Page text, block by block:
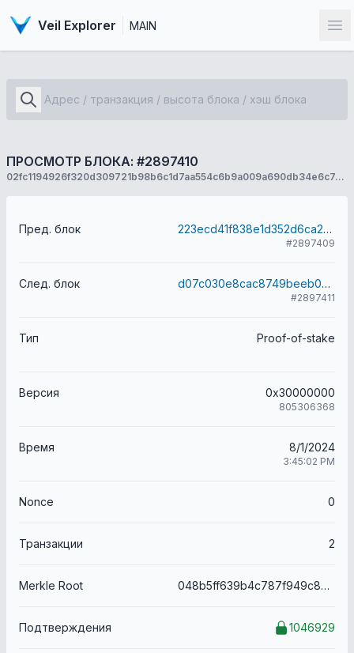
Veil Explorer MAIN
ПРОСМОТР БЛОКА: #2897410
02fc1194926f320d309721b98b6c1d7aa554c6b9a009a690db34e6c7d4d659aa
Пред. блок 223ecd41f838e1d352d6ca2d2b695737c4aaa48d2d685df54c26103a68780375
#2897409
След. блок d07c030e8cac8749beeb06522ab0f589d27dd7ee11b74417957346732c8a19f8
#2897411
Тип Proof-of-stake
Версия 0x30000000
805306368
Время 8/1/2024
3:45:02 PM
Nonce 0
Транзакции 2
Merkle Root 048b5ff639b4c787f949c88c30029b22f06312bef7c74945322b8cd788d11c32
Подтверждения 1046929